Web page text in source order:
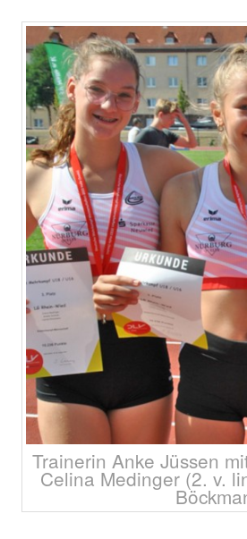
Trainerin Anke Jüssen
Celina Medinger (2. v.